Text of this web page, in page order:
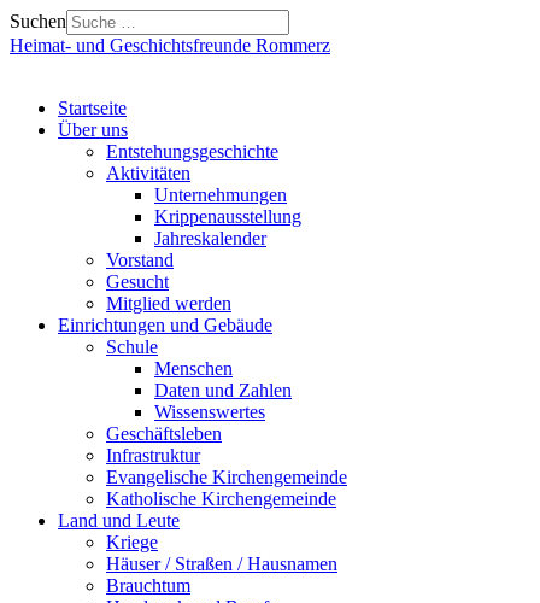
Suchen
Heimat- und Geschichtsfreunde Rommerz
Startseite
Über uns
Entstehungsgeschichte
Aktivitäten
Unternehmungen
Krippenausstellung
Jahreskalender
Vorstand
Gesucht
Mitglied werden
Einrichtungen und Gebäude
Schule
Menschen
Daten und Zahlen
Wissenswertes
Geschäftsleben
Infrastruktur
Evangelische Kirchengemeinde
Katholische Kirchengemeinde
Land und Leute
Kriege
Häuser / Straßen / Hausnamen
Brauchtum